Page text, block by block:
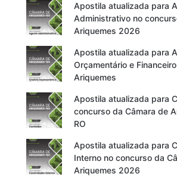
Apostila atualizada para
Administrativo no
Ariquemes 2026
Apostila atualizada para
Orçamentário e
Ariquemes
Apostila atualizada para
concurso da Câmara de
RO
Apostila atualizada para
Interno no concurso da
Ariquemes 2026